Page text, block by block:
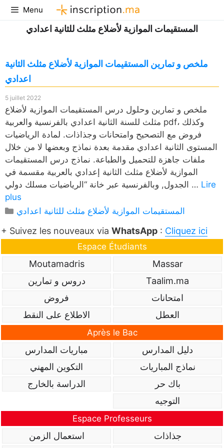
Aller
au
contenu
Menu
المستقيمات الموازية لأضلاع مثلث للثانية اعدادي
ملخص و تمارين المستقيمات الموازية لأضلاع مثلث الثانية
اعدادي
5 juillet 2022
ملخص و تمارين وحلول درس المستقيمات الموازية لأضلاع
مثلث للسنة الثانية اعدادي بالفرنسية والعربية pdf، وكذلك
فروض مع التصحيح وامتحانات وجذاذات. لمادة الرياضيات
المستوى الثانية اعدادي مقدمة بعدة نماذج وبعضها لا من خلال
ملفات جاهزة للتحميل والطباعة. نماذج درس المستقيمات
الموازية لأضلاع مثلث الثانية إعدادي بالعربية مقسمة في
الجدول, وبالفرنسية عبر خانة “الرياضيات مسلك دولي … Lire
plus
Catégories
المستقيمات الموازية لأضلاع مثلث للثانية اعدادي
+ Suivez les nouveaux via WhatsApp : Cliquez ici
Espace Étudiants
Massar
Moutamadris
Taalim.ma
دروس و تمارين
امتحانات
فروض
العطل
الاطلاع على النقط
Après le Bac
دليل المدارس
مباريات المدارس
نماذج المباريات
التكوين المهني
باك حر
الدراسة بالخارج
التوجيه
Espace Professeurs
جذاذات
استعمال الزمن